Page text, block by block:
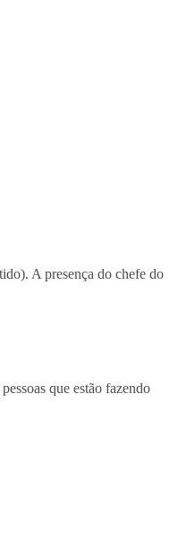
A presença do chefe do
que estão fazendo